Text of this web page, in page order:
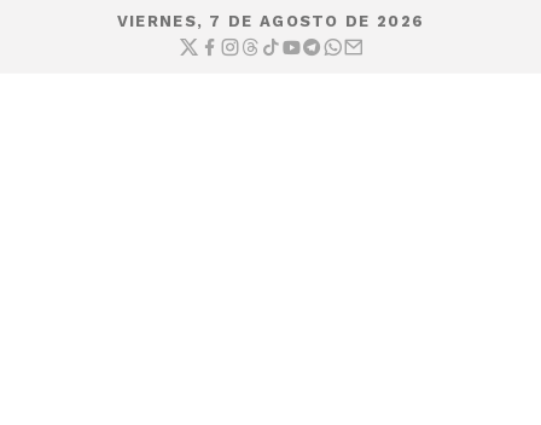
VIERNES, 7 DE AGOSTO DE 2026